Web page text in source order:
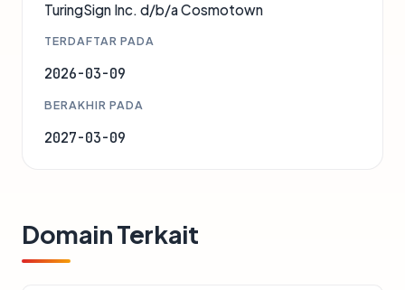
TuringSign Inc. d/b/a Cosmotown
TERDAFTAR PADA
2026-03-09
BERAKHIR PADA
2027-03-09
Domain Terkait